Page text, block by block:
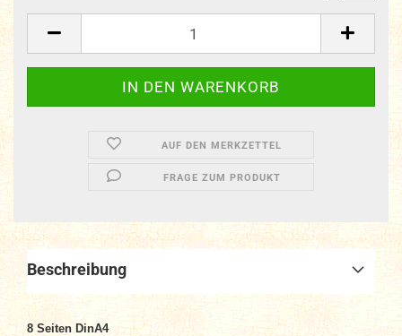
AUF DEN MERKZETTEL
FRAGE ZUM PRODUKT
Beschreibung
8 Seiten DinA4